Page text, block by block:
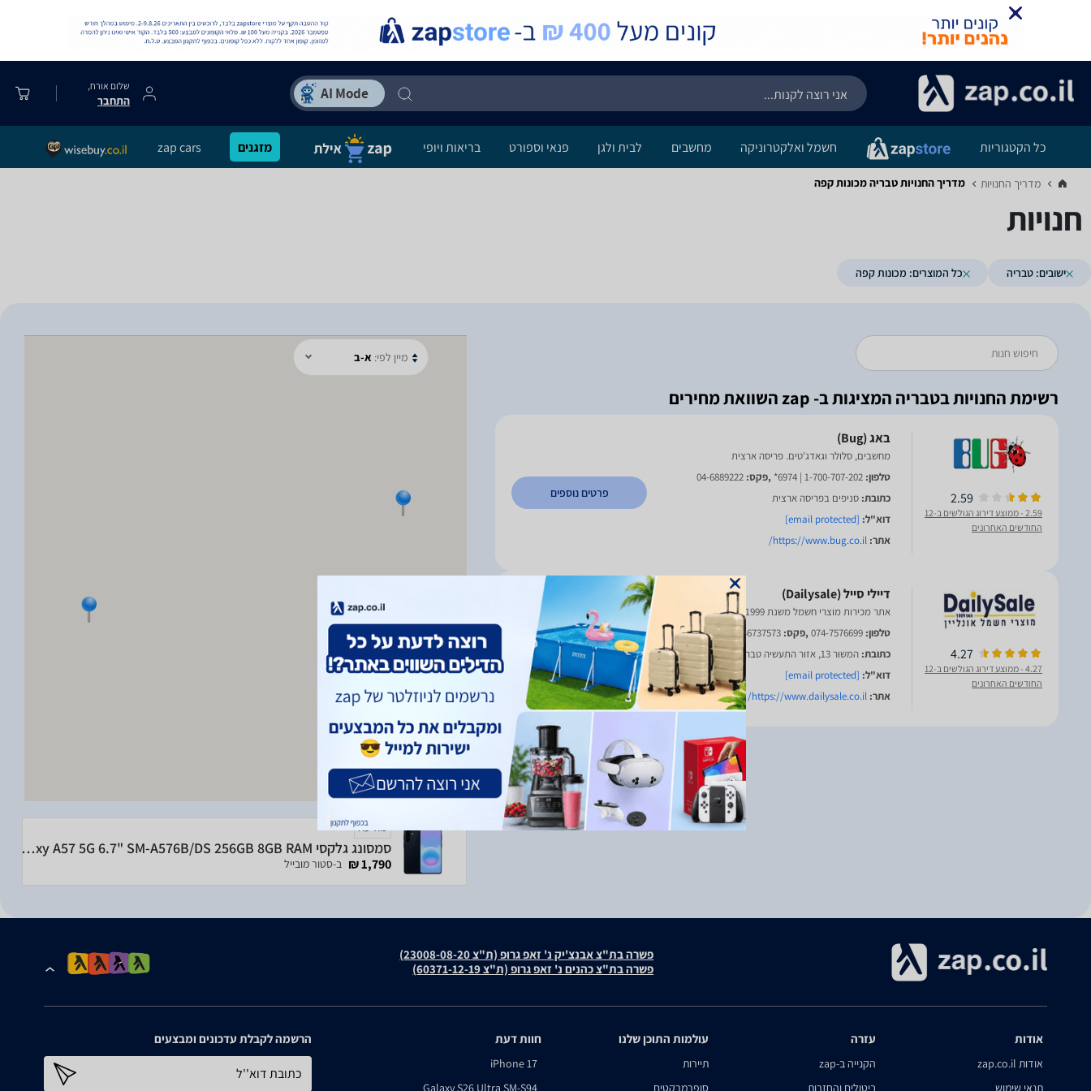
שלום אורח,
התחבר
כל הקטגוריות חשמל ואלקטרוניקה מחשבים לבית ולגן פנאי וספורט בריאות ויופי מזגנים zap cars
מדריך החנויות‏ מדריך החנויות ‏טבריה ‏מכונות קפה
חנויות
ישובים: טבריה כל המוצרים: מכונות קפה
מיין לפי: א-ב
רשימת החנויות בטבריה המציגות ב- zap השוואת מחירים
2.59
2.59
- ממוצע דירוג הגולשים ב-12
החודשים האחרונים
מחשבים, סלולר וגאדג'טים. פריסה ארצית
טלפון: 1-700-707-202 | 6974* ,פקס: 04-6889222
כתובת: סניפים בפריסה ארצית
דוא"ל: [email protected]
אתר: https://www.bug.co.il/
פרטים נוספים
4.27
4.27
- ממוצע דירוג הגולשים ב-12
החודשים האחרונים
אתר מכירות מוצרי חשמל משנת 1999. טבריה
טלפון: 074-7576699,פקס: 046737573
כתובת: המשור 13, אזור התעשיה טבריה עלית
דוא"ל: [email protected]
אתר: https://www.dailysale.co.il/
פרטים נוספים
מודעה
סמסונג גלקסי Samsung Galaxy A57 5G 6.7" SM-A576B/DS 256GB 8GB RAM
1,790 ₪ ב-סטור מובייל
פשרה בת"צ אבנצ'יק נ' זאפ גרופ (ת"צ 23008-08-20)
פשרה בת"צ כהנים נ' זאפ גרופ (ת"צ 60371-12-19)
אודות
אודות zap.co.il
תנאי שימוש
עזרה
הקנייה ב-zap
ביטולים והחזרות
עולמות התוכן שלנו
תיירות
סופרמרקטים
חוות דעת
iPhone 17
Galaxy S26 Ultra SM-S94
הרשמה לקבלת עדכונים ומבצעים
כתובת דוא''ל